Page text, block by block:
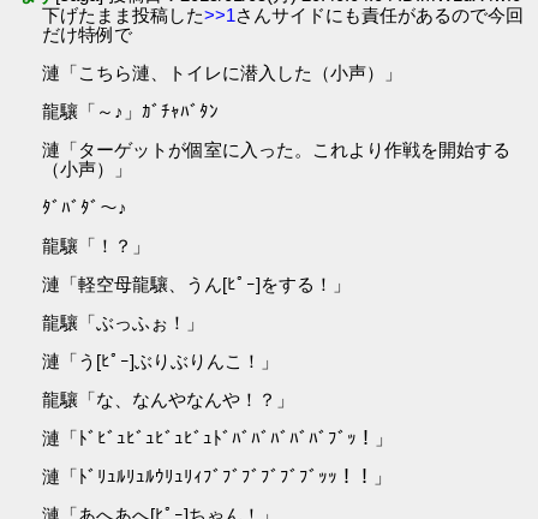
下げたまま投稿した>>1さんサイドにも責任があるので今回
だけ特例で
漣「こちら漣、トイレに潜入した（小声）」
龍驤「～♪」ｶﾞﾁｬﾊﾞﾀﾝ
漣「ターゲットが個室に入った。これより作戦を開始する
（小声）」
ﾀﾞﾊﾞﾀﾞ～♪
龍驤「！？」
漣「軽空母龍驤、うん[ﾋﾟｰ]をする！」
龍驤「ぶっふぉ！」
漣「う[ﾋﾟｰ]ぶりぶりんこ！」
龍驤「な、なんやなんや！？」
漣「ﾄﾞﾋﾞｭﾋﾞｭﾋﾞｭﾋﾞｭﾄﾞﾊﾞﾊﾞﾊﾞﾊﾞﾊﾞﾌﾞｯ！」
漣「ﾄﾞﾘｭﾙﾘｭﾙｳﾘｭﾘｨﾌﾞﾌﾞﾌﾞﾌﾞﾌﾞﾌﾞｯｯ！！」
漣「あへあへ[ﾋﾟｰ]ちゃん！」